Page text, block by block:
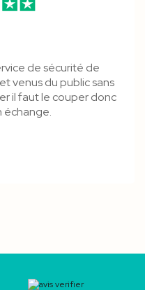
de sécurité de
venus du public sans
il faut le couper donc
échange.